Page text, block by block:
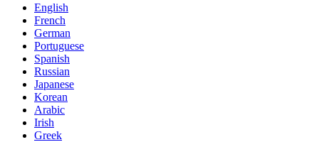
English
French
German
Portuguese
Spanish
Russian
Japanese
Korean
Arabic
Irish
Greek